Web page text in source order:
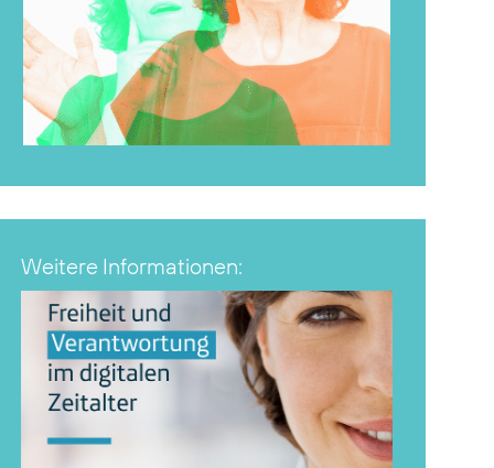
Weitere Informationen: